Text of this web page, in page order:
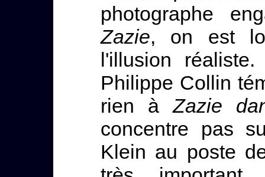
photographe
Zazie, on est
l'illusion
Philippe Collin
rien àZazie
concentre pas
Klein au poste